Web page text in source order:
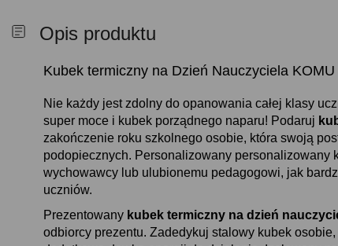
Opis produktu
Kubek termiczny na Dzień Nauczyciela
Nie każdy jest zdolny do opanowania całej klasy
super moce i kubek porządnego naparu! Podaruj
zakończenie roku szkolnego osobie, która swoją
podopiecznych. Personalizowany personalizowany
wychowawcy lub ulubionemu pedagogowi, jak
uczniów.
Prezentowany kubek termiczny na dzień
odbiorcy prezentu. Zadedykuj stalowy kubek